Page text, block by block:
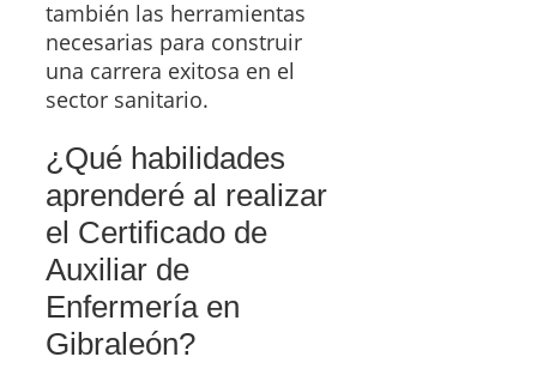
también las herramientas
necesarias para construir
una carrera exitosa en el
sector sanitario.
¿Qué habilidades
aprenderé al realizar
el Certificado de
Auxiliar de
Enfermería en
Gibraleón?